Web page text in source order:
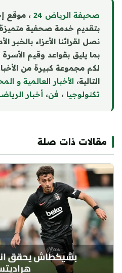
صحيفة الرياض 24
، موقع
بتقديم خدمة صحفية متميزة
نصل لقرائنا الأعزاء بالخبر
بما يليق بقواعد وقيم
لكم مجموعة كبيرة من
التالية، الأخبار العالمية و
تكنولوجيا ، فن، أخبار
مقالات ذات صلة